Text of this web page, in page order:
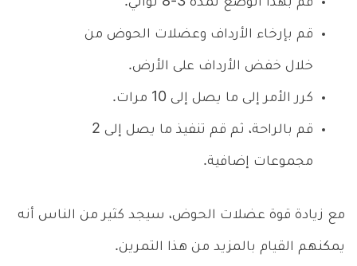
قم بإرخاء الأرداف وعضلات الحوض من
خلال خفض الأرداف على الأرض.
كرر الأمر إلى ما يصل إلى 10 مرات.
قم بالراحة، ثم قم تنفيذ ما يصل إلى 2
مجموعات إضافية.
مع زيادة قوة عضلات الحوض، سيجد كثير من الناس أنه
يمكنهم القيام بالمزيد من هذا التمرين.